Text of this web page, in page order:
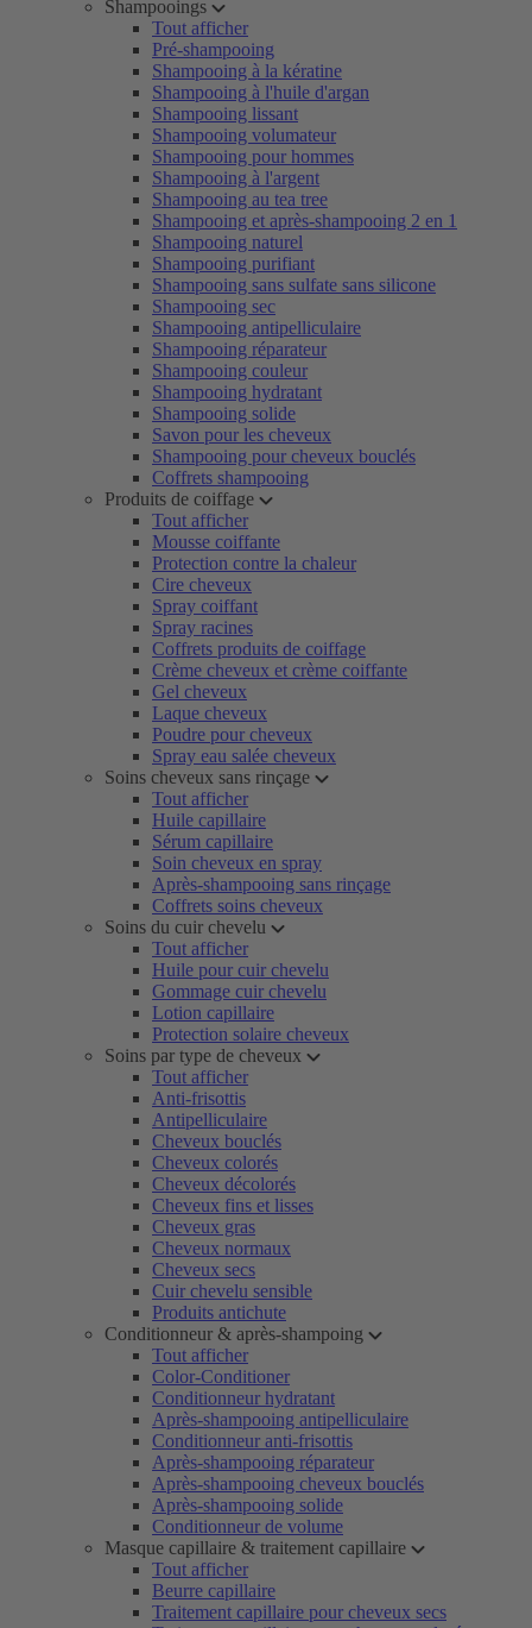
Shampooings
Tout afficher
Pré-shampooing
Shampooing à la kératine
Shampooing à l'huile d'argan
Shampooing lissant
Shampooing volumateur
Shampooing pour hommes
Shampooing à l'argent
Shampooing au tea tree
Shampooing et après-shampooing 2 en 1
Shampooing naturel
Shampooing purifiant
Shampooing sans sulfate sans silicone
Shampooing sec
Shampooing antipelliculaire
Shampooing réparateur
Shampooing couleur
Shampooing hydratant
Shampooing solide
Savon pour les cheveux
Shampooing pour cheveux bouclés
Coffrets shampooing
Produits de coiffage
Tout afficher
Mousse coiffante
Protection contre la chaleur
Cire cheveux
Spray coiffant
Spray racines
Coffrets produits de coiffage
Crème cheveux et crème coiffante
Gel cheveux
Laque cheveux
Poudre pour cheveux
Spray eau salée cheveux
Soins cheveux sans rinçage
Tout afficher
Huile capillaire
Sérum capillaire
Soin cheveux en spray
Après-shampooing sans rinçage
Coffrets soins cheveux
Soins du cuir chevelu
Tout afficher
Huile pour cuir chevelu
Gommage cuir chevelu
Lotion capillaire
Protection solaire cheveux
Soins par type de cheveux
Tout afficher
Anti-frisottis
Antipelliculaire
Cheveux bouclés
Cheveux colorés
Cheveux décolorés
Cheveux fins et lisses
Cheveux gras
Cheveux normaux
Cheveux secs
Cuir chevelu sensible
Produits antichute
Conditionneur & après-shampoing
Tout afficher
Color-Conditioner
Conditionneur hydratant
Après-shampooing antipelliculaire
Conditionneur anti-frisottis
Après-shampooing réparateur
Après-shampooing cheveux bouclés
Après-shampooing solide
Conditionneur de volume
Masque capillaire & traitement capillaire
Tout afficher
Beurre capillaire
Traitement capillaire pour cheveux secs